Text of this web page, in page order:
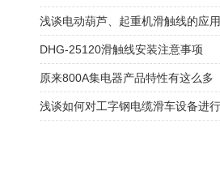
浅谈电动葫芦、起重机滑触线的应用
DHG-25120滑触线安装注意事项
原来800A集电器产品特性有这么多